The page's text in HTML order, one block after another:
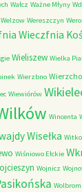
Wałcz Ważne Młyny
Welzow Wereszczyn
Wieczfnia
Wieliszew Wielka
Wierzbno
Wiewiórów
Wincenta
Wisełka
Wiśniowo Ełckie
Wojnicz
Wolbrom